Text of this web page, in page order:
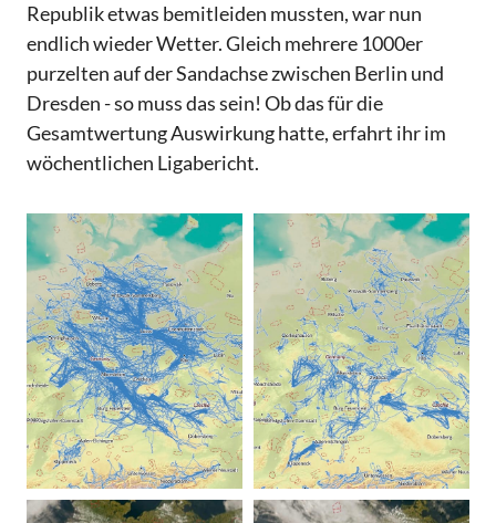
Republik etwas bemitleiden mussten, war nun
endlich wieder Wetter. Gleich mehrere 1000er
purzelten auf der Sandachse zwischen Berlin und
Dresden - so muss das sein! Ob das für die
Gesamtwertung Auswirkung hatte, erfahrt ihr im
wöchentlichen Ligabericht.